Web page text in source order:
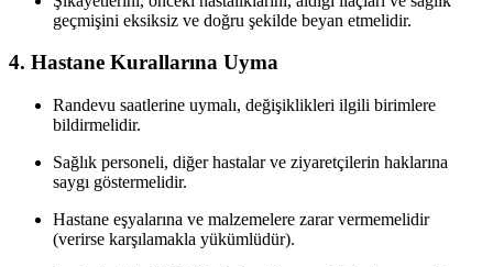
geçmişini eksiksiz ve doğru şekilde beyan etmelidir.
4. Hastane Kurallarına Uyma
Randevu saatlerine uymalı, değişiklikleri ilgili birimlere
bildirmelidir.
Sağlık personeli, diğer hastalar ve ziyaretçilerin haklarına
saygı göstermelidir.
Hastane eşyalarına ve malzemelere zarar vermemelidir
(verirse karşılamakla yükümlüdür).